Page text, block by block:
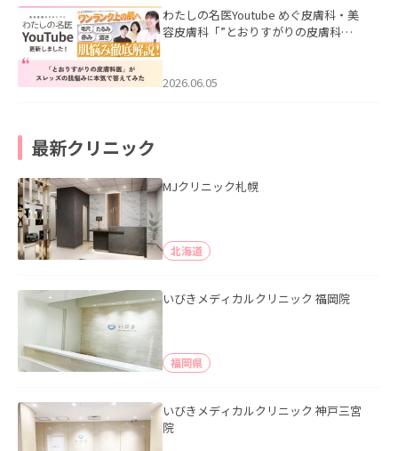
わたしの名医Youtube めぐ皮膚科・美
容皮膚科「”とおりすがりの皮膚科
2026.06.05
最新クリニック
MJクリニック札幌
北海道
いびきメディカルクリニック 福岡院
福岡県
いびきメディカルクリニック 神戸三宮
院